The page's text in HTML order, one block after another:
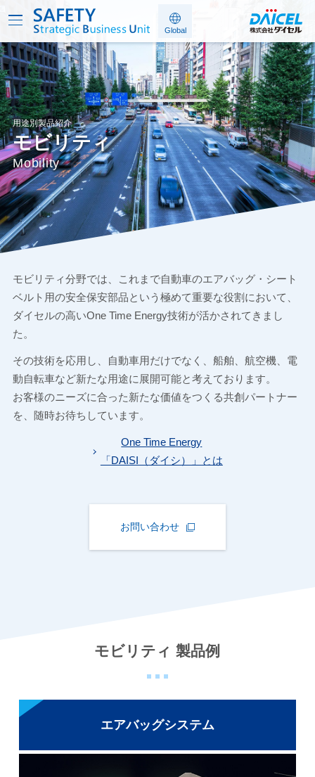
用途別製品紹介
モビリティ
Mobility
モビリティ分野では、これまで自動車のエアバッグ・シート
ベルト用の安全保安部品という極めて重要な役割において、
ダイセルの高いOne Time Energy技術が活かされてきまし
た。
その技術を応用し、自動車用だけでなく、船舶、航空機、電
動自転車など新たな用途に展開可能と考えております。
お客様のニーズに合った新たな価値をつくる共創パートナー
を、随時お待ちしています。
One Time Energy
「DAISI（ダイシ）」とは
お問い合わせ
モビリティ 製品例
エアバッグシステム